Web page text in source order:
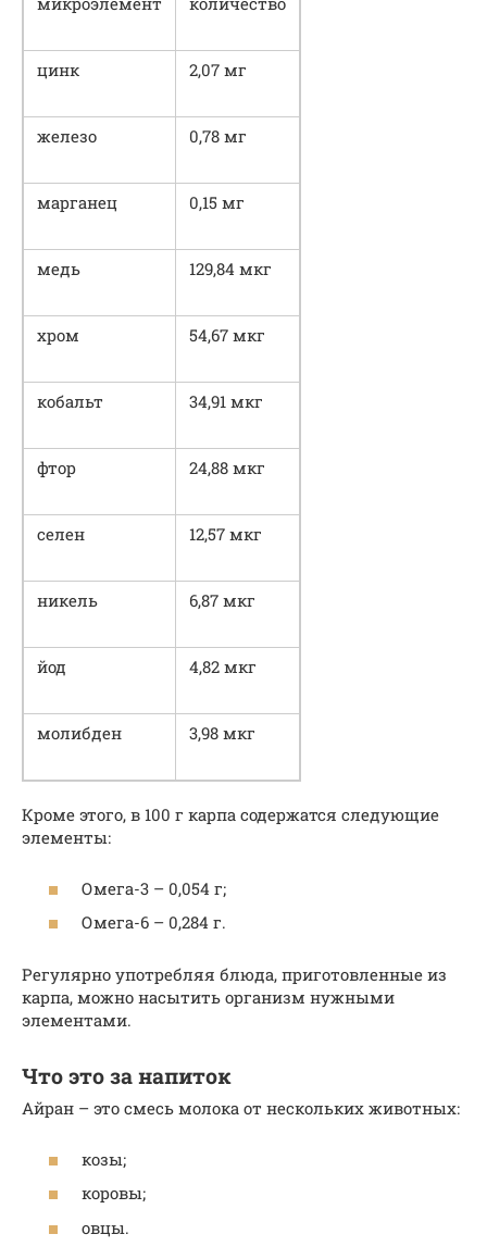
цинк 2,07 мг
железо 0,78 мг
марганец 0,15 мг
медь 129,84 мкг
хром 54,67 мкг
кобальт 34,91 мкг
фтор 24,88 мкг
селен 12,57 мкг
никель 6,87 мкг
йод 4,82 мкг
молибден 3,98 мкг
Кроме этого, в 100 г карпа содержатся следующие
элементы:
Омега-3 – 0,054 г;
Омега-6 – 0,284 г.
Регулярно употребляя блюда, приготовленные из
карпа, можно насытить организм нужными
элементами.
Что это за напиток
Айран – это смесь молока от нескольких животных:
козы;
коровы;
овцы.